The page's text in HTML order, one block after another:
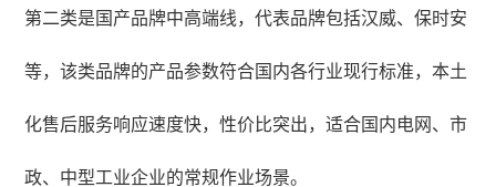
第二类是国产品牌中高端线，代表品牌包括汉威、保时安
等，该类品牌的产品参数符合国内各行业现行标准，本土
化售后服务响应速度快，性价比突出，适合国内电网、市
政、中型工业企业的常规作业场景。